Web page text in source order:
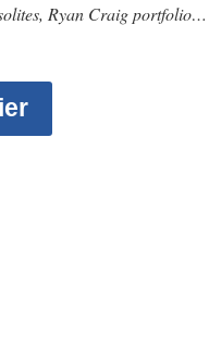
Ryan Craig portfolio…